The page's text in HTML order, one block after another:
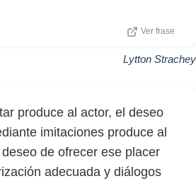
Ver frase
Lytton Strachey
produce al actor, el deseo
imitaciones produce al
de ofrecer ese placer
adecuada y diálogos